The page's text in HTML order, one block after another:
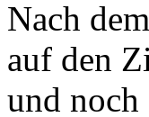
Nach
auf den
und